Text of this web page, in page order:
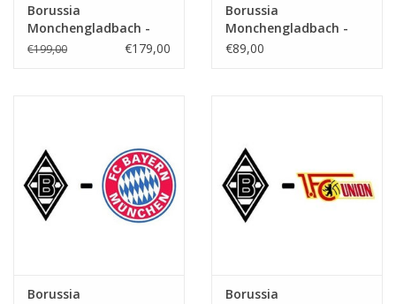
Borussia
Monchengladbach -
Borussia Dortmund
€199,00 €179,00
Borussia
Monchengladbach -
Eintracht Frankfurt
€89,00
Borussia
Borussia